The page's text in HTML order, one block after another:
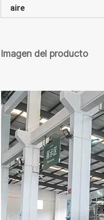
aire
Imagen del producto